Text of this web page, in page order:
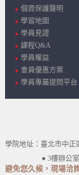
個資保護聲明
學習地圖
學員見證
課程Q&A
學員權益
會員優惠方案
學員專屬提問平台
學院地址：臺北市中正
● 3樓辦公室 ●
避免您久候，現場洽